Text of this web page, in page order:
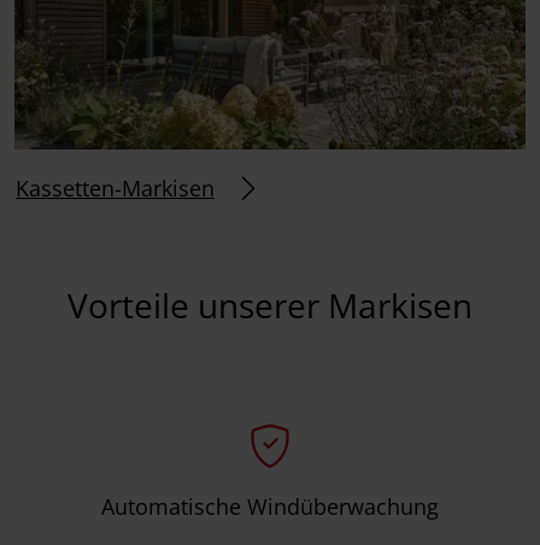
Kassetten-Markisen
Vorteile unserer Markisen
Automatische Windüberwachung